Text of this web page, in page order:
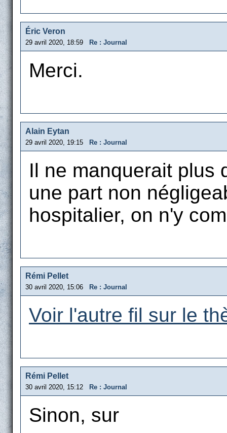
Éric Veron
29 avril 2020, 18:59 Re : Journal
Merci.
Alain Eytan
29 avril 2020, 19:15 Re : Journal
Il ne manquerait plus
une part non
hospitalier, on n'y
Rémi Pellet
30 avril 2020, 15:06 Re : Journal
Voir l'autre fil sur le
Rémi Pellet
30 avril 2020, 15:12 Re : Journal
Sinon, sur